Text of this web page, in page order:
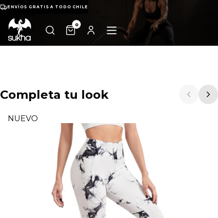
ENVÍOS GRATIS A TODO CHILE
0
Completa tu look
NUEVO